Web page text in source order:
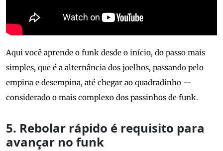
Aqui você aprende o funk desde o início, do passo mais
simples, que é a alternância dos joelhos, passando pelo
empina e desempina, até chegar ao quadradinho —
considerado o mais complexo dos passinhos de funk.
5. Rebolar rápido é requisito para
avançar no funk